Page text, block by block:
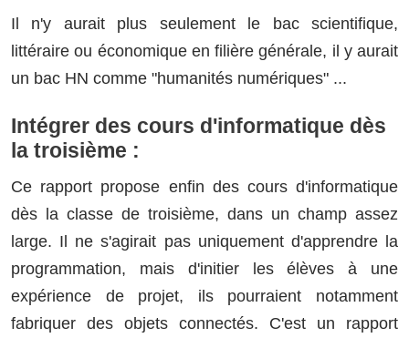
Il n'y aurait plus seulement le bac scientifique,
littéraire ou économique en filière générale, il y aurait
un bac HN comme "humanités numériques" ...
Intégrer des cours d'informatique dès
la troisième :
Ce rapport propose enfin des cours d'informatique
dès la classe de troisième, dans un champ assez
large. Il ne s'agirait pas uniquement d'apprendre la
programmation, mais d'initier les élèves à une
expérience de projet, ils pourraient notamment
fabriquer des objets connectés. C'est un rapport